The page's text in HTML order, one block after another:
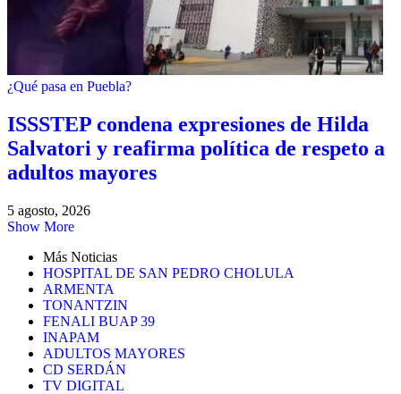
¿Qué pasa en Puebla?
ISSSTEP condena expresiones de Hilda
Salvatori y reafirma política de respeto a
adultos mayores
5 agosto, 2026
Show More
Más Noticias
HOSPITAL DE SAN PEDRO CHOLULA
ARMENTA
TONANTZIN
FENALI BUAP 39
INAPAM
ADULTOS MAYORES
CD SERDÁN
TV DIGITAL